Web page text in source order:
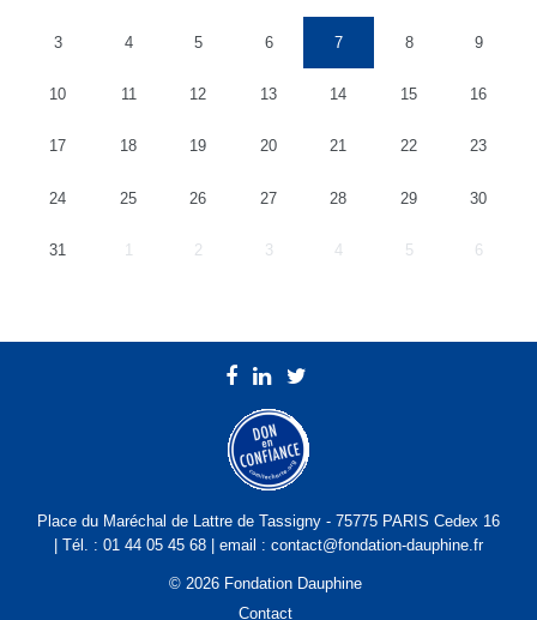
3 4 5 6 7 8 9
10 11 12 13 14 15 16
17 18 19 20 21 22 23
24 25 26 27 28 29 30
31 1 2 3 4 5 6
Place du Maréchal de Lattre de Tassigny - 75775 PARIS Cedex 16
| Tél. : 01 44 05 45 68 | email : contact@fondation-dauphine.fr
© 2026 Fondation Dauphine
Contact